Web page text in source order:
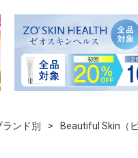
ランド別 Beautiful Skin（